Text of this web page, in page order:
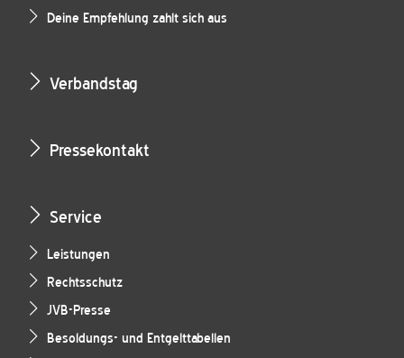
Deine Empfehlung zahlt sich aus
Verbandstag
Pressekontakt
Service
Leistungen
Rechtsschutz
JVB-Presse
Besoldungs- und Entgelttabellen